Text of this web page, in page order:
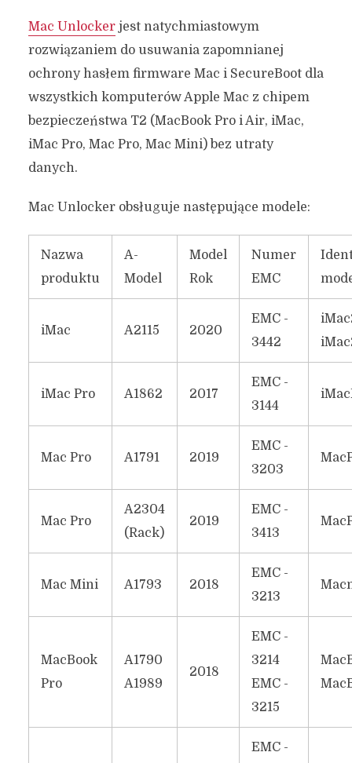
Mac Unlockerjest natychmiastowym
rozwiązaniem do usuwania zapomnianej
ochrony hasłem firmware Mac i SecureBoot dla
wszystkich komputerów Apple Mac z chipem
bezpieczeństwa T2 (MacBook Pro i Air, iMac,
iMac Pro, Mac Pro, Mac Mini) bez utraty
danych.
Mac Unlocker obsługuje następujące modele:
Nazwa
produktu
A-
Model
Model
Rok
Numer
EMC
iMac A2115 2020
EMC -
3442
iMac Pro A1862 2017
EMC -
3144
Mac Pro A1791 2019
EMC -
3203
Mac Pro
A2304
(Rack)
2019
EMC -
3413
Mac Mini A1793 2018
EMC -
3213
MacBook
Pro
A1790
A1989
2018
EMC -
3214
EMC -
3215
EMC -